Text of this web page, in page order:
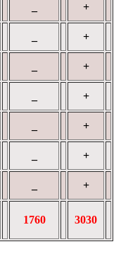
+
+
+
+
+
+
+
1760 3030